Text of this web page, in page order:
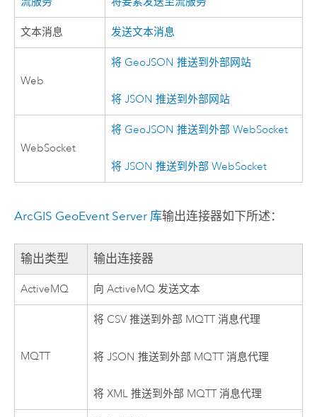
文本消息 发送文本消息
Web
将 GeoJSON 推送到外部网站
将 JSON 推送到外部网站
WebSocket
将 GeoJSON 推送到外部 WebSocket
将 JSON 推送到外部 WebSocket
ArcGIS GeoEvent Server库输出连接器如下所述：
输出类型 输出连接器
ActiveMQ 向 ActiveMQ 发送文本
MQTT
将 CSV 推送到外部 MQTT 消息代理
将 JSON 推送到外部 MQTT 消息代理
将 XML 推送到外部 MQTT 消息代理